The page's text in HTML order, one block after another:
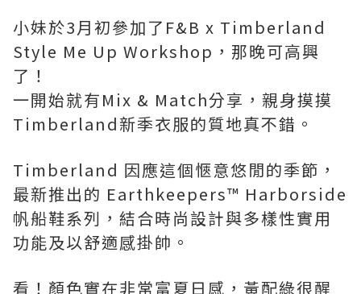
小妹於3月初參加了F&B x Timberland
Style Me Up Workshop，那晚可高興
了！
一開始就有Mix & Match分享，親身摸摸
Timberland新季衣服的質地真不錯。
Timberland 因應這個愜意悠閒的季節，
最新推出的 Earthkeepers™ Harborside
帆船鞋系列，結合時尚設計與多樣性實用
功能及以舒適感掛帥。
看！顏色實在非常富夏日感，黃配綠很醒